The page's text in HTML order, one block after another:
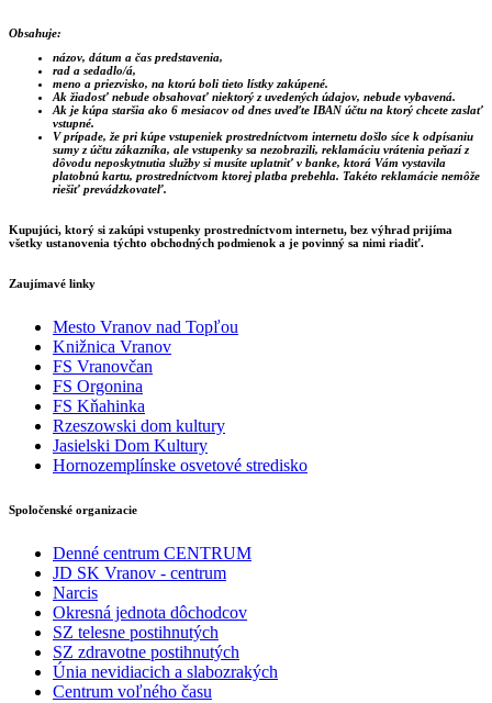
Obsahuje:
názov, dátum a čas predstavenia,
rad a sedadlo/á,
meno a priezvisko, na ktorú boli tieto lístky zakúpené.
Ak žiadosť nebude obsahovať niektorý z uvedených údajov, nebude vybavená.
Ak je kúpa staršia ako 6 mesiacov od dnes uveďte IBAN účtu na ktorý chcete zaslať
vstupné.
V prípade, že pri kúpe vstupeniek prostredníctvom internetu došlo síce k odpísaniu
sumy z účtu zákazníka, ale vstupenky sa nezobrazili, reklamáciu vrátenia peňazí z
dôvodu neposkytnutia služby si musíte uplatniť v banke, ktorá Vám vystavila
platobnú kartu, prostredníctvom ktorej platba prebehla. Takéto reklamácie nemôže
riešiť prevádzkovateľ.
Kupujúci, ktorý si zakúpi vstupenky prostredníctvom internetu, bez výhrad prijíma
všetky ustanovenia týchto obchodných podmienok a je povinný sa nimi riadiť.
Zaujímavé linky
Mesto Vranov nad Topľou
Knižnica Vranov
FS Vranovčan
FS Orgonina
FS Kňahinka
Rzeszowski dom kultury
Jasielski Dom Kultury
Hornozemplínske osvetové stredisko
Spoločenské organizacie
Denné centrum CENTRUM
JD SK Vranov - centrum
Narcis
Okresná jednota dôchodcov
SZ telesne postihnutých
SZ zdravotne postihnutých
Únia nevidiacich a slabozrakých
Centrum voľného času